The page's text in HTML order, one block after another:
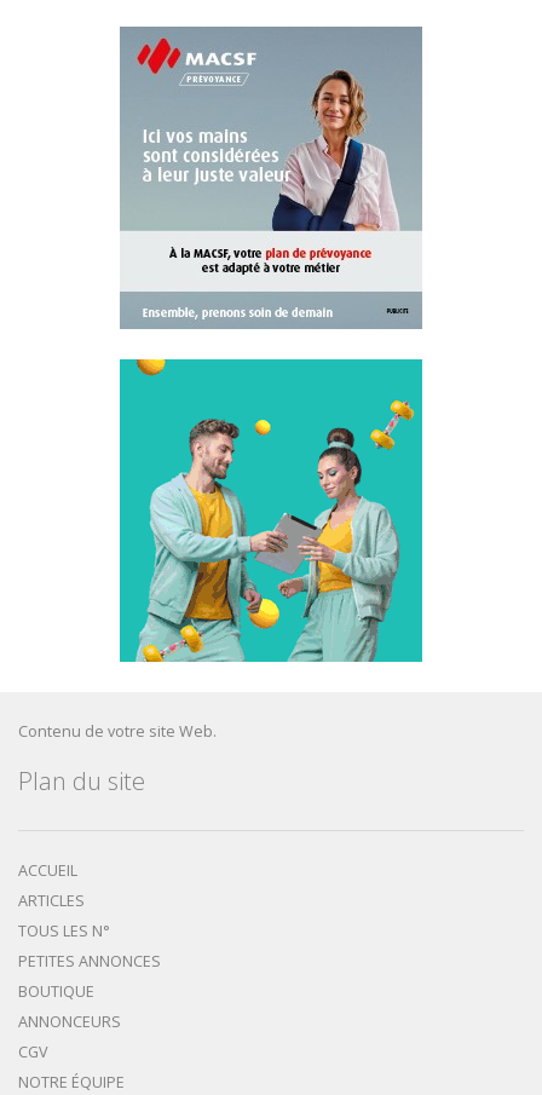
Contenu de votre site Web.
Plan du site
ACCUEIL
ARTICLES
TOUS LES N°
PETITES ANNONCES
BOUTIQUE
ANNONCEURS
CGV
NOTRE ÉQUIPE